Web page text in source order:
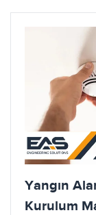
Yangın
Kurulum